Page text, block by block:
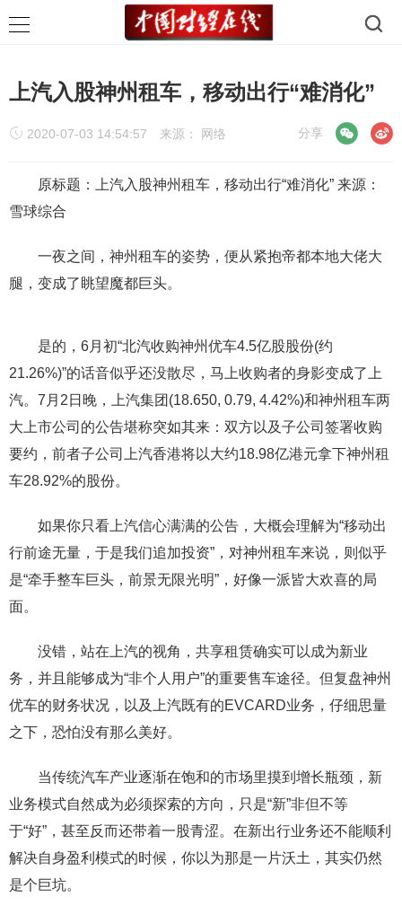
上汽入股神州租车，移动出行“难消化”
分享
微博
2020-07-03 14:54:57 来源： 网络
原标题：上汽入股神州租车，移动出行“难消化” 来源：
雪球综合
一夜之间，神州租车的姿势，便从紧抱帝都本地大佬大
腿，变成了眺望魔都巨头。
是的，6月初“北汽收购神州优车4.5亿股股份(约
21.26%)”的话音似乎还没散尽，马上收购者的身影变成了上
汽。7月2日晚，上汽集团(18.650, 0.79, 4.42%)和神州租车两
大上市公司的公告堪称突如其来：双方以及子公司签署收购
要约，前者子公司上汽香港将以大约18.98亿港元拿下神州租
车28.92%的股份。
如果你只看上汽信心满满的公告，大概会理解为“移动出
行前途无量，于是我们追加投资”，对神州租车来说，则似乎
是“牵手整车巨头，前景无限光明”，好像一派皆大欢喜的局
面。
没错，站在上汽的视角，共享租赁确实可以成为新业
务，并且能够成为“非个人用户”的重要售车途径。但复盘神州
优车的财务状况，以及上汽既有的EVCARD业务，仔细思量
之下，恐怕没有那么美好。
当传统汽车产业逐渐在饱和的市场里摸到增长瓶颈，新
业务模式自然成为必须探索的方向，只是“新”非但不等
于“好”，甚至反而还带着一股青涩。在新出行业务还不能顺利
解决自身盈利模式的时候，你以为那是一片沃土，其实仍然
是个巨坑。